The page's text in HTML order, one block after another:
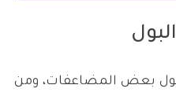
بعض المضاعفات، ومن